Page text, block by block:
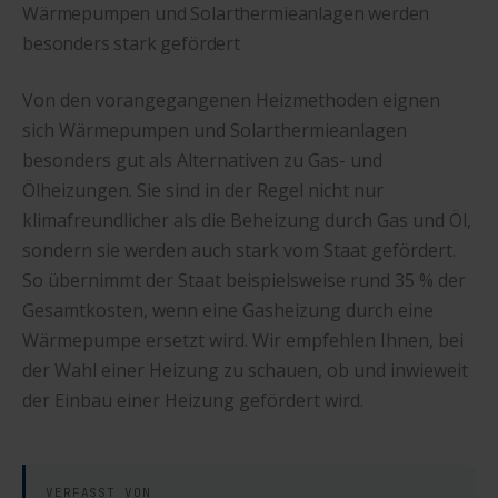
Wärmepumpen und Solarthermieanlagen werden
besonders stark gefördert
Von den vorangegangenen Heizmethoden eignen
sich Wärmepumpen und Solarthermieanlagen
besonders gut als Alternativen zu Gas- und
Ölheizungen. Sie sind in der Regel nicht nur
klimafreundlicher als die Beheizung durch Gas und Öl,
sondern sie werden auch stark vom Staat gefördert.
So übernimmt der Staat beispielsweise rund 35 % der
Gesamtkosten, wenn eine Gasheizung durch eine
Wärmepumpe ersetzt wird. Wir empfehlen Ihnen, bei
der Wahl einer Heizung zu schauen, ob und inwieweit
der Einbau einer Heizung gefördert wird.
VERFASST VON